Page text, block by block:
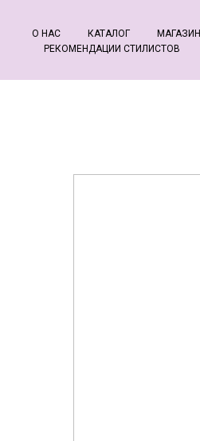
О НАС КАТАЛОГ МАГАЗИН
РЕКОМЕНДАЦИИ СТИЛИСТОВ